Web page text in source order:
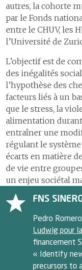
autres, la cohorte
par le Fonds
entre le CHUV, les
l’Université de
L’objectif est de
des inégalités
l’hypothèse des
facteurs liés à un
que le stress, la
alimentation durant
entraîner une
régulant le
écarts en matière
de vie entre
un enjeu sociétal
FNS
Pedro
Ludwig pour
financement
« Identify
precursors to